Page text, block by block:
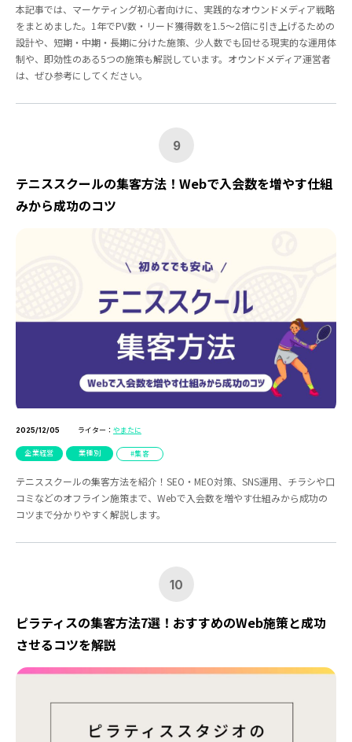
本記事では、マーケティング初心者向けに、実践的なオウンドメディア戦略
をまとめました。1年でPV数・リード獲得数を1.5～2倍に引き上げるための
設計や、短期・中期・長期に分けた施策、少人数でも回せる現実的な運用体
制や、即効性のある5つの施策も解説しています。オウンドメディア運営者
は、ぜひ参考にしてください。
9
テニススクールの集客方法！Webで入会数を増やす仕組
みから成功のコツ
2025/12/05 ライター： やまたに
企業経営 業種別 集客
テニススクールの集客方法を紹介！SEO・MEO対策、SNS運用、チラシや口
コミなどのオフライン施策まで、Webで入会数を増やす仕組みから成功の
コツまで分かりやすく解説します。
10
ピラティスの集客方法7選！おすすめのWeb施策と成功
させるコツを解説